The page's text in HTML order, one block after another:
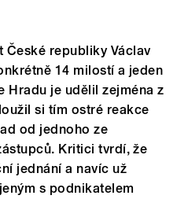
České republiky Václav
14 milostí a jeden
Hradu je udělil zejména z
si tím ostré reakce
od jednoho ze
Kritici tvrdí, že
jednání a navíc už
s podnikatelem